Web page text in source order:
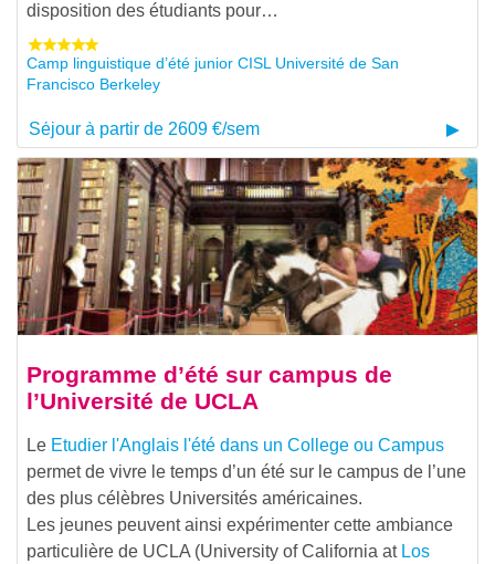
disposition des étudiants pour…
Camp linguistique d’été junior CISL Université de San
Francisco Berkeley
Séjour à partir de 2609 €/sem
Programme d’été sur campus de
l’Université de UCLA
Le Etudier l'Anglais l'été dans un College ou Campus
permet de vivre le temps d’un été sur le campus de l’une
des plus célèbres Universités américaines.
Les jeunes peuvent ainsi expérimenter cette ambiance
particulière de UCLA (University of California at Los